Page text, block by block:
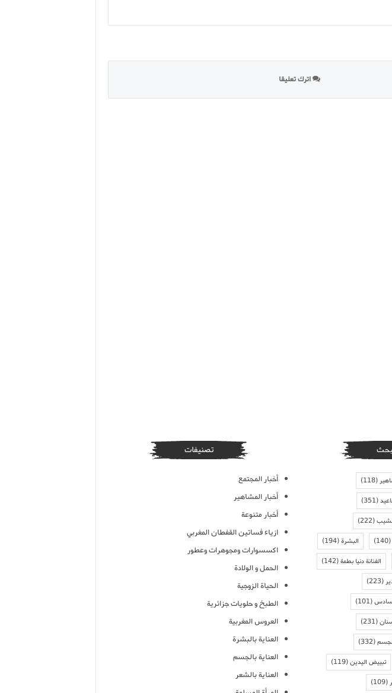
اترك تعليقا
(118)
(351)
(222)
البشرة(194)
الفنانة دنيا بطمة(142)
(223)
(101)
(231)
(332)
تبييض اليدين(119)
(109)
تصنيفات
أخبار المجتمع
أخبار المشاهير
أخبار متنوعة
ازياء فساتين القفطان المغربي
اكسسوارات ومجوهرات وعطور
الحمل و الولادة
الحياة الزوجية
الطبخ و حلويات جزائرية
العروس المغربية
العناية بالبشرة
العناية بالجسم
العناية بالشعر